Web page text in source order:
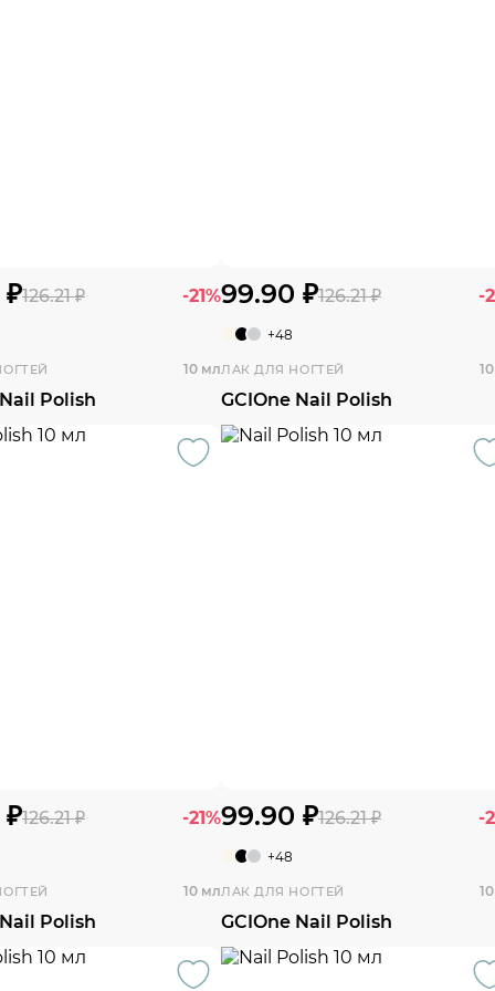
₽126.21 ₽ -21%
10 мл
Polish
99.90 ₽126.21 ₽ -
+48
ЛАК ДЛЯ НОГТЕЙ
GCIOne Nail Polish
₽126.21 ₽ -21%
10 мл
Polish
99.90 ₽126.21 ₽ -
+48
ЛАК ДЛЯ НОГТЕЙ
GCIOne Nail Polish